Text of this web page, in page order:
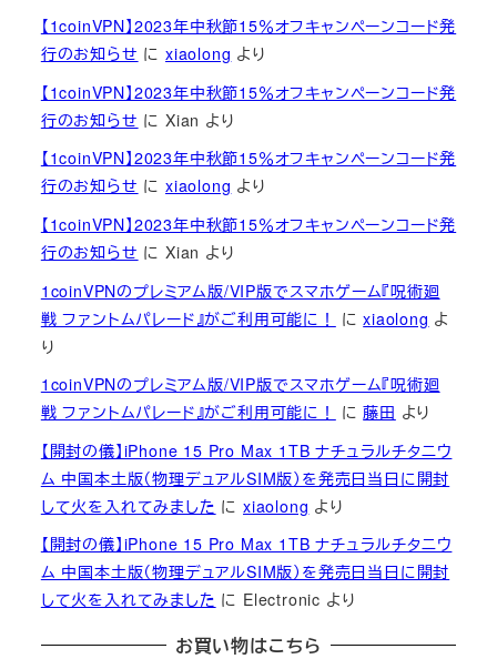
【1coinVPN】2023年中秋節15％オフキャンペーンコード発
行のお知らせ にxiaolong より
【1coinVPN】2023年中秋節15％オフキャンペーンコード発
行のお知らせ にXian より
【1coinVPN】2023年中秋節15％オフキャンペーンコード発
行のお知らせ にxiaolong より
【1coinVPN】2023年中秋節15％オフキャンペーンコード発
行のお知らせ にXian より
1coinVPNのプレミアム版/VIP版でスマホゲーム『呪術廻
戦 ファントムパレード』がご利用可能に！
にxiaolong よ
り
1coinVPNのプレミアム版/VIP版でスマホゲーム『呪術廻
戦 ファントムパレード』がご利用可能に！
に藤田 より
【開封の儀】iPhone 15 Pro Max 1TB ナチュラルチタニウ
ム 中国本土版（物理デュアルSIM版）を発売日当日に開封
して火を入れてみました にxiaolong より
【開封の儀】iPhone 15 Pro Max 1TB ナチュラルチタニウ
ム 中国本土版（物理デュアルSIM版）を発売日当日に開封
して火を入れてみました に Electronic より
お買い物はこちら